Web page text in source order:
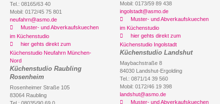
Tel.: 08165/63 40
Mobil: 0172/45 75 801
neufahrn@asmo.de
Muster- und Abverkaufskuechen
im Küchenstudio
hier gehts direkt zum
Küchenstudio Neufahrn München-
Nord
Küchenstudio Raubling
Rosenheim
Rosenheimer Straße 105
83064 Raubling
Mobil: 0173/59 89 438
ingolstadt@asmo.de
Muster- und Abverkaufskuechen
im Küchenstudio
hier gehts direkt zum
Küchenstudio Ingolstadt
Küchenstudio Landshut
Maybachstraße 8
84030 Landshut-Ergolding
Tel.: 0871/14 39 560
Mobil: 0172/46 19 398
landshut@asmo.de
Muster- und Abverkaufskuechen